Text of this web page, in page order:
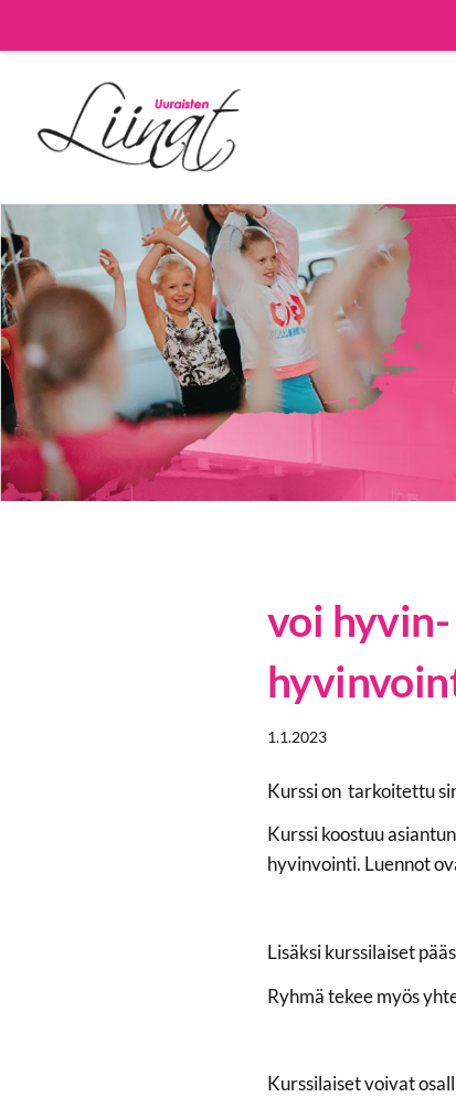
sivun
Uuraisten Liinat -Liiku iloa itsellesi ja nauti
voi
1.1.2023
Kurssi on tarkoitettu
Kurssi koostuu
hyvinvointi. Luennot
Lisäksi kurssilaiset
Ryhmä tekee myös
Kurssilaiset voivat